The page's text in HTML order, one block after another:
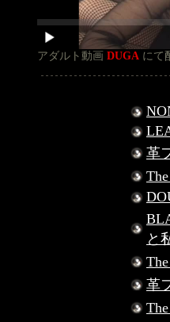
アダルト動画 DUGA にて
革
と
革